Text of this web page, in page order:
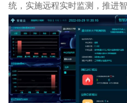
统，实施远程实时监测，推进